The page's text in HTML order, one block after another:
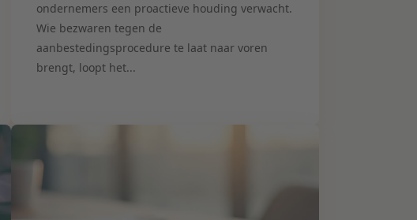
ondernemers een proactieve houding verwacht.
Wie bezwaren tegen de
aanbestedingsprocedure te laat naar voren
brengt, loopt het...